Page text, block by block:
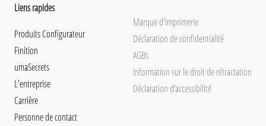
Liens rapides
Produits Configurateur
Finition
umaSecrets
L'entreprise
Carrière
Personne de contact
Marque d'imprimerie
Déclaration de confidentialité
AGBs
Information sur le droit de rétractation
Déclaration d’accessibilité